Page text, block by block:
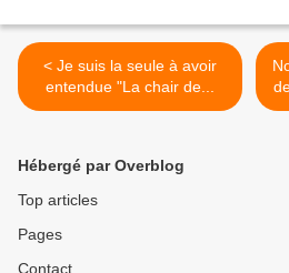
< Je suis la seule à avoir
entendue "La chair de...
Hébergé par Overblog
Top articles
Pages
Contact